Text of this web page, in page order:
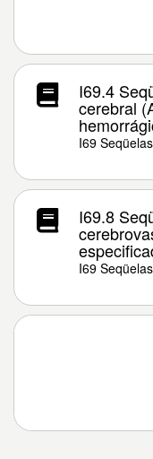
I69.4
cerebral
I69
I69.8
I69